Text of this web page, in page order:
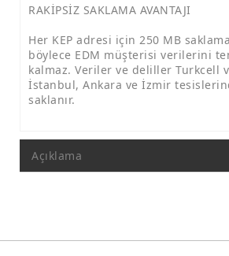
RAKİPSİZ SAKLAMA AVANTAJI
Her KEP adresi için 250 MB
böylece EDM müşterisi verilerini
kalmaz. Veriler ve deliller Turkcell
İstanbul, Ankara ve İzmir
saklanır.
Açıklama